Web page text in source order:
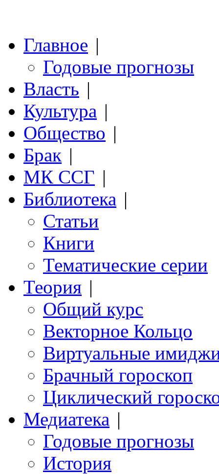
Главное |
Годовые прогнозы
Власть |
Культура |
Общество |
Брак |
МК ССГ |
Библиотека |
Статьи
Книги
Тематические серии
Теория |
Общий курс
Векторное Кольцо
Виртуальные
Брачный гороскоп
Циклический
Медиатека |
Годовые прогнозы
История